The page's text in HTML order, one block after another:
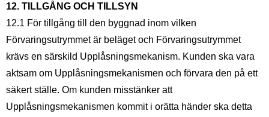
12. TILLGÅNG OCH TILLSYN
12.1 För tillgång till den byggnad inom vilken
Förvaringsutrymmet är beläget och Förvaringsutrymmet
krävs en särskild Upplåsningsmekanism. Kunden ska vara
aktsam om Upplåsningsmekanismen och förvara den på ett
säkert ställe. Om kunden misstänker att
Upplåsningsmekanismen kommit i orätta händer ska detta